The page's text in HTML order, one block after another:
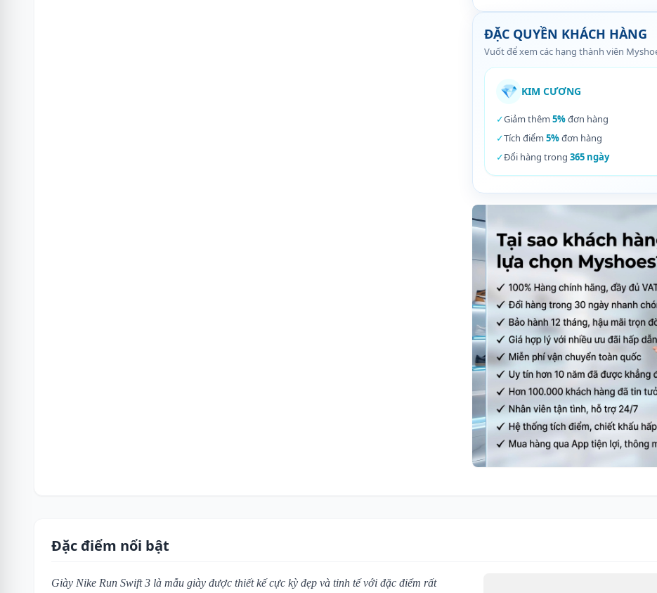
ĐẶC QUYỀN KHÁCH HÀNG
Vuốt để xem các hạng thành viên
💎 KIM CƯƠNG
✓Giảm thêm 5%đơn hàng
✓Tích điểm 5%đơn hàng
✓Đổi hàng trong 365 ngày
Đặc điểm nổi bật
Giày Nike Run Swift 3 là mẫu giày được thiết kế cực kỳ đẹp và tinh tế với đặc điểm rất